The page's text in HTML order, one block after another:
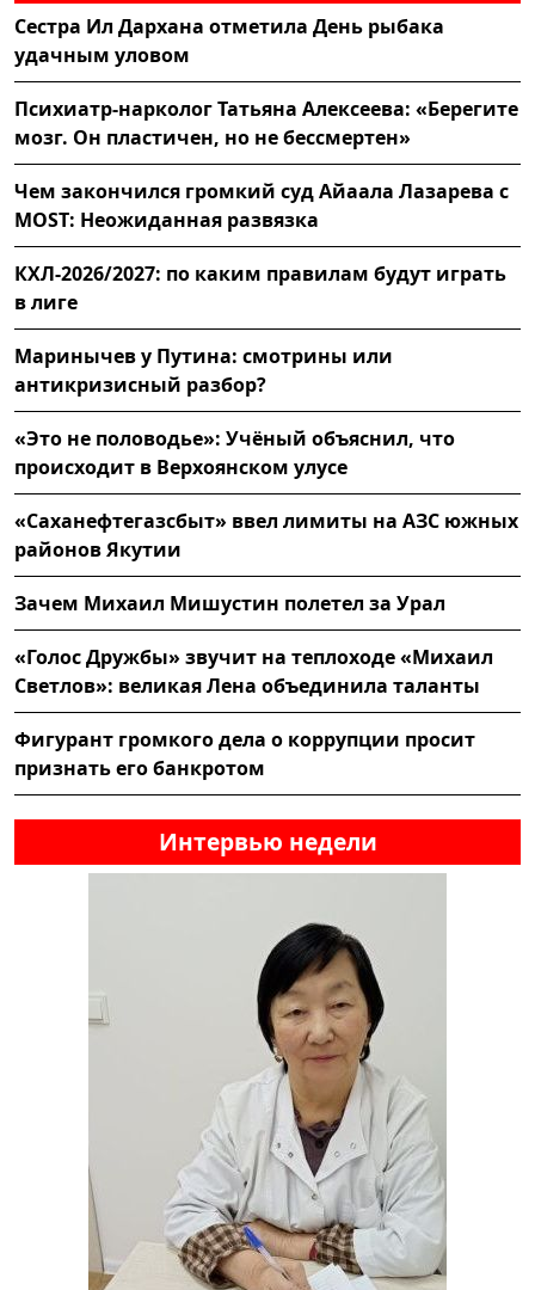
Сестра Ил Дархана отметила День рыбака
удачным уловом
Психиатр-нарколог Татьяна Алексеева: «Берегите
мозг. Он пластичен, но не бессмертен»
Чем закончился громкий суд Айаала Лазарева с
MOST: Неожиданная развязка
КХЛ-2026/2027: по каким правилам будут играть
в лиге
Маринычев у Путина: смотрины или
антикризисный разбор?
«Это не половодье»: Учёный объяснил, что
происходит в Верхоянском улусе
«Саханефтегазсбыт» ввел лимиты на АЗС южных
районов Якутии
Зачем Михаил Мишустин полетел за Урал
«Голос Дружбы» звучит на теплоходе «Михаил
Светлов»: великая Лена объединила таланты
Фигурант громкого дела о коррупции просит
признать его банкротом
Интервью недели